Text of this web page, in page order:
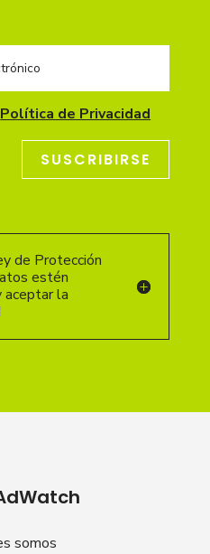
Política de Privacidad
SUSCRIBIRSE
de Protección
estén
aceptar la
somos